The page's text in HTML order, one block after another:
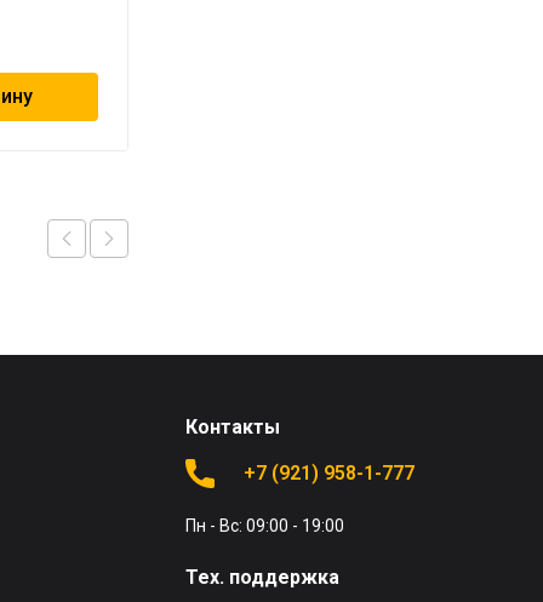
Контакты
+7 (921) 958-1-777
Пн - Вс: 09:00 - 19:00
Тех. поддержка